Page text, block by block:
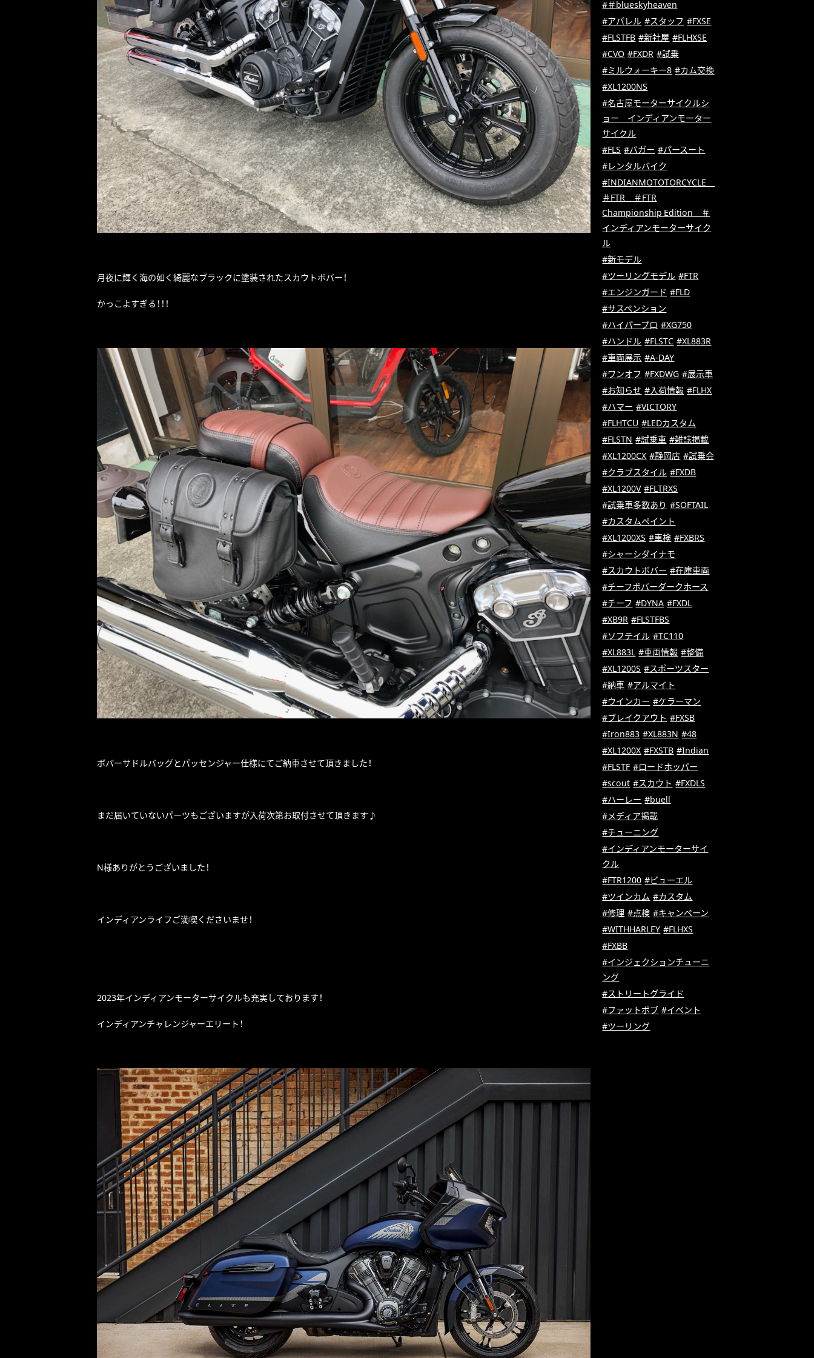
月夜に輝く海の如く綺麗なブラックに塗装されたスカウトボバー！
かっこよすぎる！！！
ボバーサドルバッグとパッセンジャー仕様にてご納車させて頂きました！
まだ届いていないパーツもございますが入荷次第お取付させて頂きます♪
N様ありがとうございました！
インディアンライフご満喫くださいませ！
2023年インディアンモーターサイクルも充実しております！
インディアンチャレンジャーエリート！
#＃blueskyheaven
#アパレル #スタッフ #FXSE
#FLSTFB #新社屋 #FLHXSE
#CVO #FXDR #試乗
#ミルウォーキー8 #カム交換
#XL1200NS
#名古屋モーターサイクルシ
ョー インディアンモーター
サイクル
#FLS #バガー #パースート
#レンタルバイク
#INDIANMOTOTORCYCLE
＃FTR ＃FTR
Championship Edition ＃
インディアンモーターサイク
ル
#新モデル
#ツーリングモデル #FTR
#エンジンガード #FLD
#サスペンション
#ハイパープロ #XG750
#ハンドル #FLSTC #XL883R
#車両展示 #A-DAY
#ワンオフ #FXDWG #展示車
#お知らせ #入荷情報 #FLHX
#ハマー #VICTORY
#FLHTCU #LEDカスタム
#FLSTN #試乗車 #雑誌掲載
#XL1200CX #静岡店 #試乗会
#クラブスタイル #FXDB
#XL1200V #FLTRXS
#試乗車多数あり #SOFTAIL
#カスタムペイント
#XL1200XS #車検 #FXBRS
#シャーシダイナモ
#スカウトボバー #在庫車両
#チーフボバーダークホース
#チーフ #DYNA #FXDL
#XB9R #FLSTFBS
#ソフテイル #TC110
#XL883L #車両情報 #整備
#XL1200S #スポーツスター
#納車 #アルマイト
#ウインカー #ケラーマン
#ブレイクアウト #FXSB
#Iron883 #XL883N #48
#XL1200X #FXSTB #Indian
#FLSTF #ロードホッパー
#scout #スカウト #FXDLS
#ハーレー #buell
#メディア掲載
#チューニング
#インディアンモーターサイ
クル
#FTR1200 #ビューエル
#ツインカム #カスタム
#修理 #点検 #キャンペーン
#WITHHARLEY #FLHXS
#FXBB
#インジェクションチューニ
ング
#ストリートグライド
#ファットボブ #イベント
#ツーリング